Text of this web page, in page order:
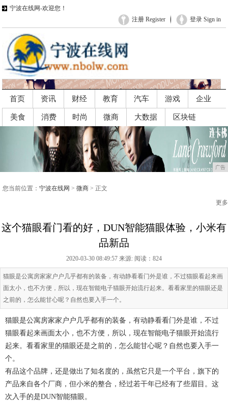
宁波在线网-欢迎您！
登录 Sign in
注册 Register
首页 资讯 财经 教育 汽车 游戏 企业
美食 消费 时尚 微商 大数据 区块链
广告
您当前位置： 宁波在线网 > 微商 > 正文
更多
这个猫眼看门看的好，DUN智能猫眼体验，小米有
品新品
2020-03-30 08:49:57 来源: 阅读：824
猫眼是公寓房家家户户几乎都有的装备，有动静看看门外是谁，不过猫眼看起来画
面太小，也不方便，所以，现在智能电子猫眼开始流行起来。看看家里的猫眼还是
之前的，怎么能甘心呢？自然也要入手一个。
猫眼是公寓房家家户户几乎都有的装备，有动静看看门外是谁，不过
猫眼看起来画面太小，也不方便，所以，现在智能电子猫眼开始流行
起来。看看家里的猫眼还是之前的，怎么能甘心呢？自然也要入手一
个。
有品这个品牌，还是做出了知名度的，虽然它只是一个平台，旗下的
产品来自各个厂商，但小米的整合，经过若干年已经有了些眉目。这
次入手的是DUN智能猫眼。